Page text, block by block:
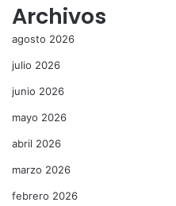
Archivos
agosto 2026
julio 2026
junio 2026
mayo 2026
abril 2026
marzo 2026
febrero 2026